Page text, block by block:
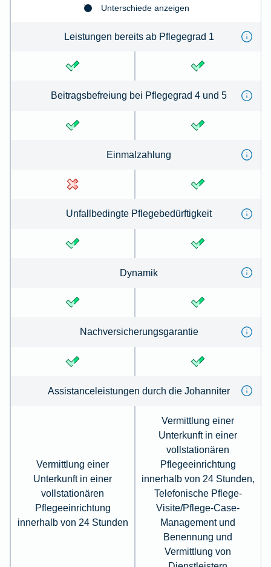
Unterschiede anzeigen
Leistungen bereits ab Pflegegrad 1
Beitragsbefreiung bei Pflegegrad 4 und 5
Einmalzahlung
Unfallbedingte Pflegebedürftigkeit
Dynamik
Nachversicherungsgarantie
Assistanceleistungen durch die Johanniter
Vermittlung einer
Unterkunft in einer
vollstationären
Pflegeeinrichtung
innerhalb von 24 Stunden
Vermittlung einer
Unterkunft in einer
vollstationären
Pflegeeinrichtung
innerhalb von 24 Stunden,
Telefonische Pflege-
Visite/Pflege-Case-
Management und
Benennung und
Vermittlung von